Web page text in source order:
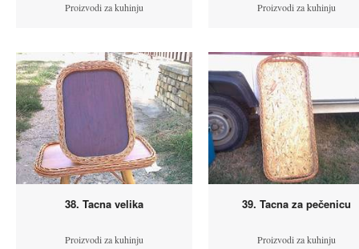
Proizvodi za kuhinju Proizvodi za kuhinju
38. Tacna velika
Proizvodi za kuhinju
39. Tacna za pečenicu
Proizvodi za kuhinju